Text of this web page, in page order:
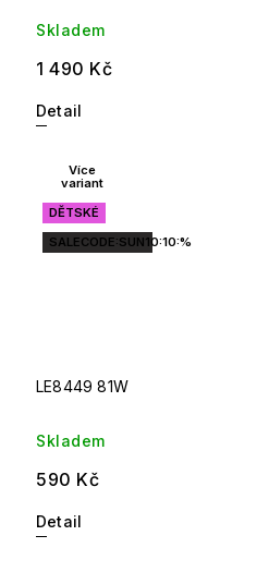
Skladem
1 490 Kč
Detail
Více
variant
DĚTSKÉ
SALECODE:SUN10:10:%
LE8449 81W
Skladem
590 Kč
Detail